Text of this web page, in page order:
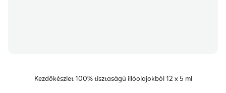
Kezdőkészlet 100% tisztaságú illóolajokból 12 x 5 ml